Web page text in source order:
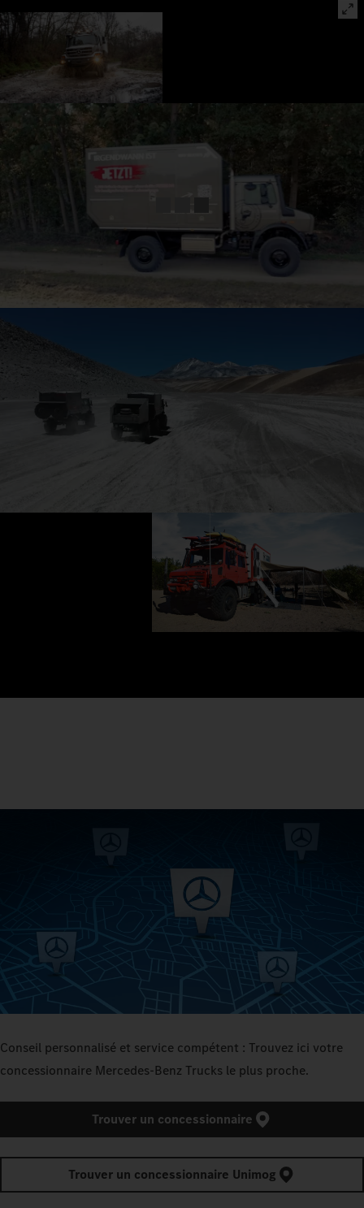
Conseil personnalisé et service compétent : Trouvez ici votre
concessionnaire Mercedes‑Benz Trucks le plus proche.
Trouver un concessionnaire
Trouver un concessionnaire Unimog